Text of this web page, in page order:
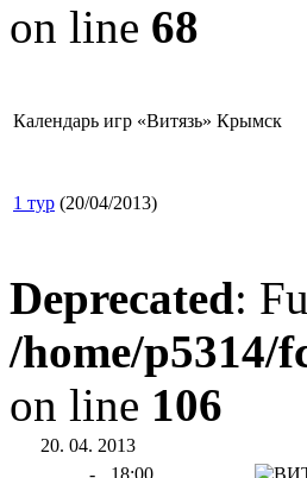
on line 68
Календарь игр «Витязь» Крымск
1 тур (20/04/2013)
Deprecated:
/home/p5314/
on line 106
20. 04. 2013
-
18:00